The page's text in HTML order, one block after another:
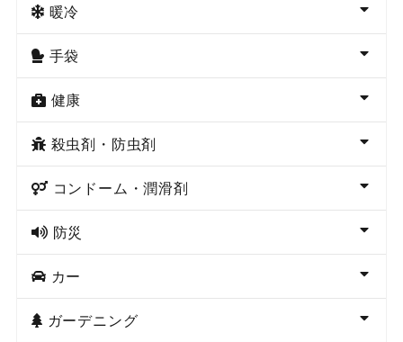
暖冷
手袋
健康
殺虫剤・防虫剤
コンドーム・潤滑剤
防災
カー
ガーデニング